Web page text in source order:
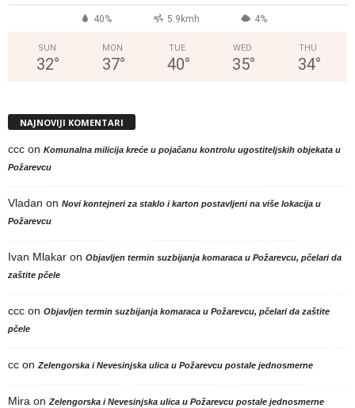
40% 5.9kmh 4%
SUN
32°
MON
37°
TUE
40°
WED
35°
THU
34°
NAJNOVIJI KOMENTARI
ccc on Komunalna milicija kreće u pojačanu kontrolu ugostiteljskih objekata u
Požarevcu
Vladan on Novi kontejneri za staklo i karton postavljeni na više lokacija u
Požarevcu
Ivan Mlakar on Objavljen termin suzbijanja komaraca u Požarevcu, pčelari da
zaštite pčele
ccc on Objavljen termin suzbijanja komaraca u Požarevcu, pčelari da zaštite
pčele
cc on Zelengorska i Nevesinjska ulica u Požarevcu postale jednosmerne
Mira on Zelengorska i Nevesinjska ulica u Požarevcu postale jednosmerne